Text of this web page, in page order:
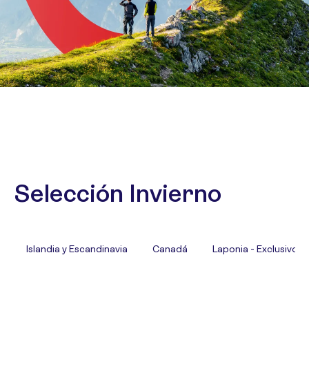
Selección Invierno
Islandia y Escandinavia Canadá Laponia - Exclusivo